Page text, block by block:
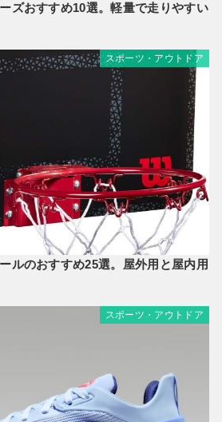
ズおすすめ10選。軽量で走りやすい
スポーツ・アウトドア
ルのおすすめ25選。屋外用と屋内用
スポーツ・アウトドア